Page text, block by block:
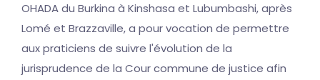
OHADA du Burkina à Kinshasa et Lubumbashi, après
Lomé et Brazzaville, a pour vocation de permettre
aux praticiens de suivre l'évolution de la
jurisprudence de la Cour commune de justice afin